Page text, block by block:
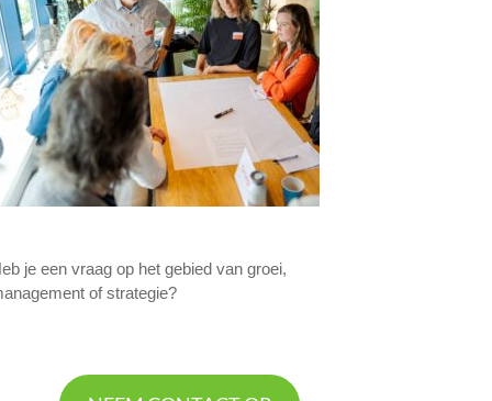
je een vraag op het gebied van groei,
of strategie?